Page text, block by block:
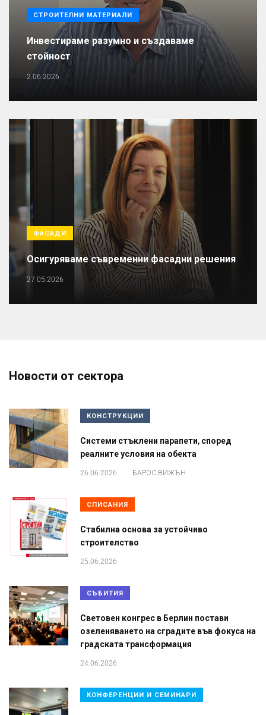
СТРОИТЕЛНИ МАТЕРИАЛИ
Инвестираме разумно и създаваме
стойност
2.06.2026
ФАСАДИ
Осигуряваме съвременни фасадни решения
27.05.2026
Новости от сектора
КОНСТРУКЦИИ
Системи стъклени парапети, според
реалните условия на обекта
26.06.2026 БАРОС ВИЖЪН
СПИСАНИЯ
Стабилна основа за устойчиво
строителство
25.06.2026
СЪБИТИЯ
Световен конгрес в Берлин постави
озеленяването на сградите във фокуса на
градската трансформация
24.06.2026
КОНФЕРЕНЦИИ И СЕМИНАРИ